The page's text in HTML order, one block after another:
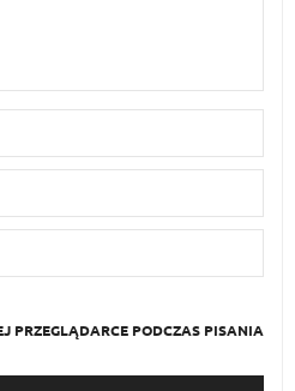
PRZEGLĄDARCE PODCZAS PISANIA